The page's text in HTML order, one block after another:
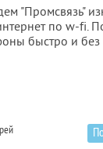
"Промсвязь"
по w-fi.
быстро и